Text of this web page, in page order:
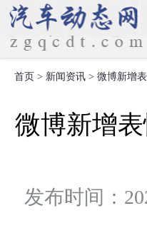
首页 > 新闻资讯 > 微博新增
微博新增
发布时间：